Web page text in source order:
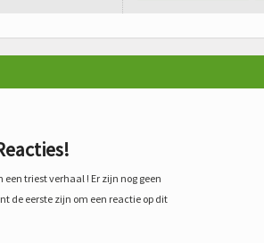
triest verhaal ! Er zijn nog geen
de eerste zijn om een reactie op dit